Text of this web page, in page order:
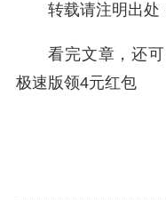
转载请注明出处
看完文章，还
极速版领4元红包